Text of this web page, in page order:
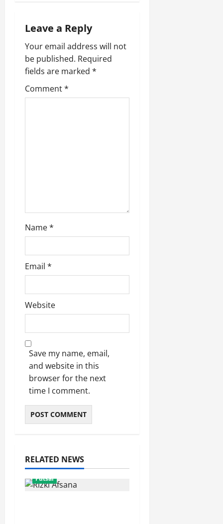
a
t
i
o
Leave a Reply
Your email address will not
be published. Required
fields are marked *
Comment*
Name*
Email *
Website
Save my name, email,
and website in this
browser for the next
time I comment.
RELATED NEWS
Futsal